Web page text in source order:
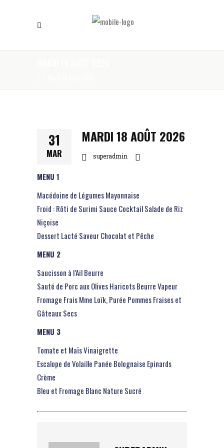
31
MAR
MARDI 18 AOÛT 2026
superadmin
MENU 1
Macédoine de Légumes Mayonnaise
Froid : Rôti de Surimi Sauce Cocktail Salade de Riz
Niçoise
Dessert Lacté Saveur Chocolat et Pêche
MENU 2
Saucisson à l’Ail Beurre
Sauté de Porc aux Olives Haricots Beurre Vapeur
Fromage Frais Mme Loïk, Purée Pommes Fraises et
Gâteaux Secs
MENU 3
Tomate et Maïs Vinaigrette
Escalope de Volaille Panée Bolognaise Epinards
Crème
Bleu et Fromage Blanc Nature Sucré